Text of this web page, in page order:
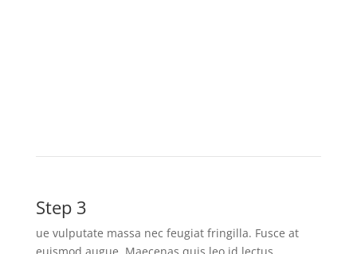
Step 3
ue vulputate massa nec feugiat fringilla. Fusce at